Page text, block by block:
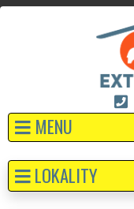
MENU
LOKALITY